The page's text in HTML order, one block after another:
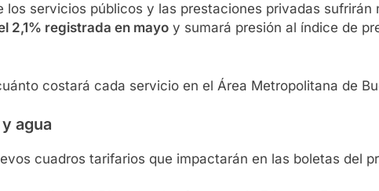
los servicios públicos y las prestaciones privadas sufrirán
2,1% registrada en mayo y sumará presión al índice de
costará cada servicio en el Área Metropolitana de
agua
cuadros tarifarios que impactarán en las boletas del